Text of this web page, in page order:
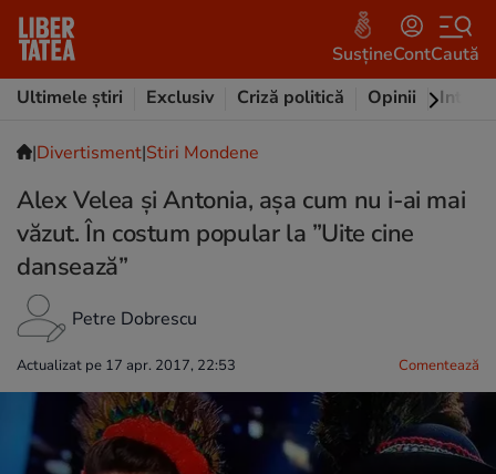
SusțineContCaută
Ultimele știri
Exclusiv Criză politică Opinii
|Divertisment|Stiri Mondene
Alex Velea și Antonia, așa cum nu i-ai mai
văzut. În costum popular la ”Uite cine
dansează”
Petre Dobrescu
Actualizat pe 17 apr. 2017, 22:53 Comentează